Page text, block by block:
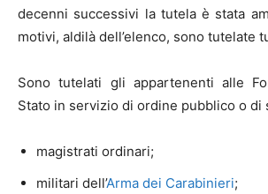
decenni successivi la tutela è stata
motivi, aldilà dell’elenco, sono tutelate
Sono tutelati gli appartenenti alle
Stato in servizio di ordine pubblico o di
magistrati ordinari;
militari dell’Arma dei Carabinieri;